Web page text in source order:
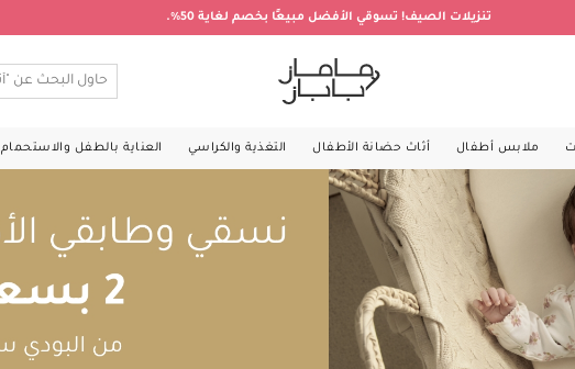
تنزيلات الصيف! تسوقي الأفضل مبيعًا بخصم لغاية 50%.
ملابس أطفال أثاث حضانة الأطفال التغذية والكراسي العناية بالطفل والاستحمام